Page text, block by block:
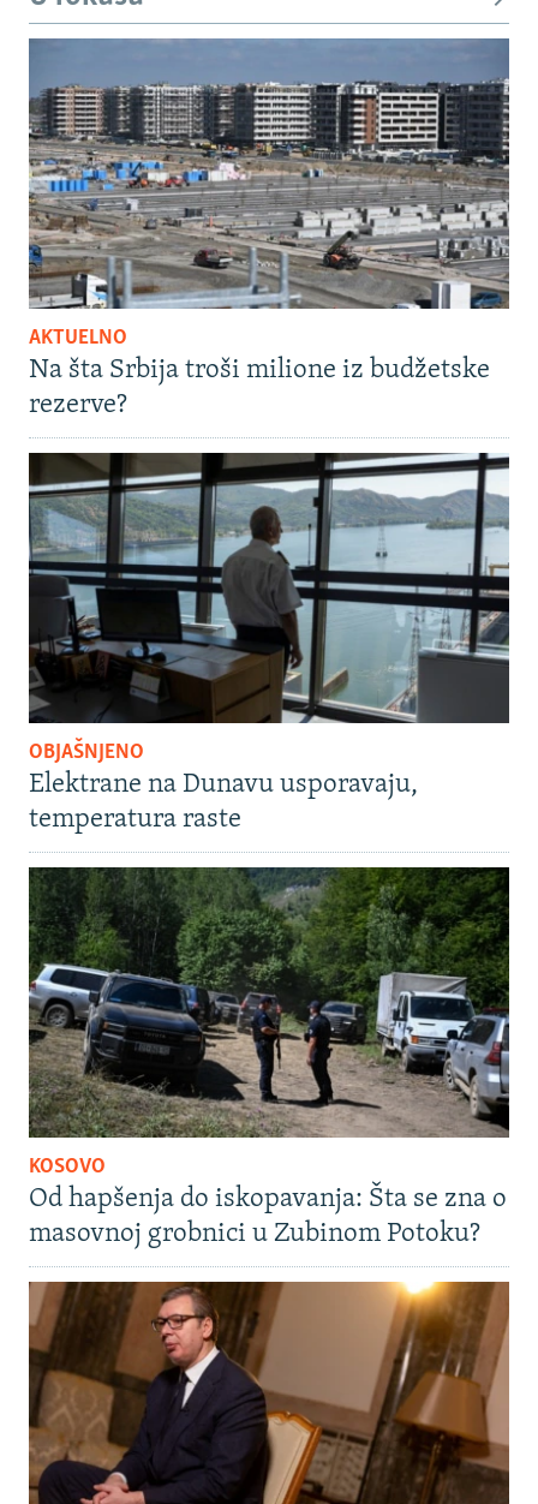
AKTUELNO
Na šta Srbija troši milione iz budžetske
rezerve?
OBJAŠNJENO
Elektrane na Dunavu usporavaju,
temperatura raste
KOSOVO
Od hapšenja do iskopavanja: Šta se zna o
masovnoj grobnici u Zubinom Potoku?